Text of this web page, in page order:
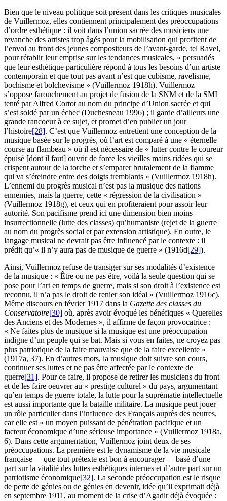
Bien que le niveau politique soit présent dans les critiques musicales
de Vuillermoz, elles contiennent principalement des préoccupations
d’ordre esthétique : il voit dans l’union sacrée des musiciens une
revanche des artistes trop âgés pour la mobilisation qui profitent de
l’envoi au front des jeunes compositeurs de l’avant-garde, tel Ravel,
pour rétablir leur emprise sur les tendances musicales, « persuadés
que leur esthétique particulière répond à tous les besoins d’un artiste
contemporain et que tout pas avant n’est que cubisme, ravelisme,
bochisme et bolchevisme » (Vuillermoz 1918h). Vuillermoz
s’oppose farouchement au projet de fusion de la SNM et de la SMI
tenté par Alfred Cortot au nom du principe d’Union sacrée et qui
s’est soldé par un échec (Duchesneau 1996) ; il garde d’ailleurs une
grande rancoeur à ce sujet, et promet d’en publier un jour
l’histoire[28]. C’est que Vuillermoz entretient une conception de la
musique basée sur le progrès, où l’art est comparé à une « éternelle
course au flambeau » où il est nécessaire de « lutter contre le coureur
épuisé [dont il faut] ouvrir de force les vieilles mains ridées qui se
crispent autour de la torche et s’emparer brutalement de la flamme
qui va s’éteindre entre des doigts tremblants » (Vuillermoz 1918h).
L’ennemi du progrès musical n’est pas la musique des nations
ennemies, mais la guerre, cette « régression de la civilisation »
(Vuillermoz 1918g), et ceux qui en profiteraient pour assoir leur
autorité. Son pacifisme prend ici une dimension bien moins
insurrectionnelle (lutte des classes) qu’humaniste (rejet de la guerre
au nom du progrès social et par extension artistique). En outre, le
langage musical ne devrait pas être influencé par le contexte : il
prédit qu’« il n’y aura pas de musique de guerre » (1916d[29]).
Ainsi, Vuillermoz refuse de transiger sur ses modalités d’existence
de la musique : « Être ou ne pas être, voilà la seule question qui se
pose pour l’art en temps de guerre, mais si son droit à l’existence est
reconnu, il n’a pas le droit de renier son idéal » (Vuillermoz 1916c).
Même discours en février 1917 dans la Gazette des classes du
Conservatoire[30] où, après avoir évoqué les bénéfiques « Querelles
des Anciens et des Modernes », il affirme de façon provocatrice :
« Ne faites plus de musique si la musique est une préoccupation
indigne d’un peuple qui se bat. Mais si vous en faites, ne croyez pas
plus patriotique de la faire mauvaise que de la faire excellente »
(1917a, 37). En d’autres mots, la musique doit suivre son cours,
continuer ses luttes et ne pas être affectée par le contexte de
guerre[31]. Pour ce faire, il propose de retirer les musiciens du front
et de les faire oeuvrer au « prestige culturel » du pays, argumentant
qu’en temps de guerre totale, la lutte pour la suprématie intellectuelle
est aussi importante que la bataille militaire. La musique peut jouer
un rôle particulier dans l’influence des Français auprès des neutres,
car elle est « un moyen puissant de pénétration pacifique et un
facteur économique d’une sérieuse importance » (Vuillermoz 1918a,
6). Dans cette argumentation, Vuillermoz joint deux de ses
préoccupations. La première est le dynamisme de la vie musicale
française —que tout prétexte est bon à encourager—basé d’une
part sur la vitalité des luttes esthétiques internes et d’autre part sur un
patriotisme économique[32]. La seconde préoccupation est le risque
de perte de génies ou de génies en devenir, idée qu’il exprimait déjà
en septembre 1911, au moment de la crise d’Agadir déjà évoquée :